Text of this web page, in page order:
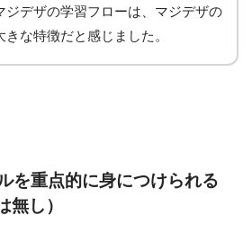
ジデザの学習フローは、マジデザの
きな特徴だと感じました。
を重点的に身につけられる
無し）